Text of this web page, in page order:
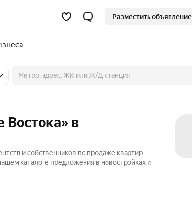
Разместить объявление
в
и собственников по продаже квартир —
каталоге предложения в новостройках и